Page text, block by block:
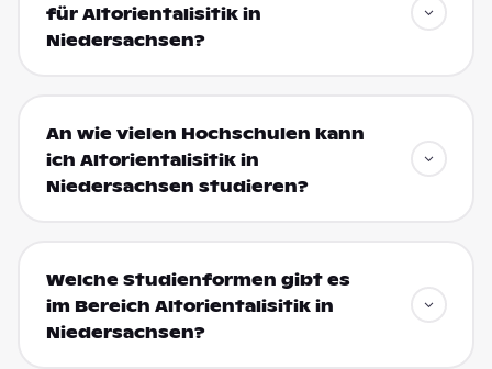
für Altorientalisitik in
Niedersachsen?
An wie vielen Hochschulen kann
ich Altorientalisitik in
Niedersachsen studieren?
Welche Studienformen gibt es
im Bereich Altorientalisitik in
Niedersachsen?